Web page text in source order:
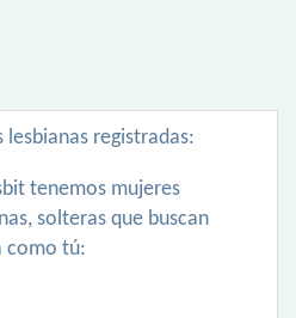
lesbianas registradas:
tenemos mujeres
solteras que buscan
como tú: